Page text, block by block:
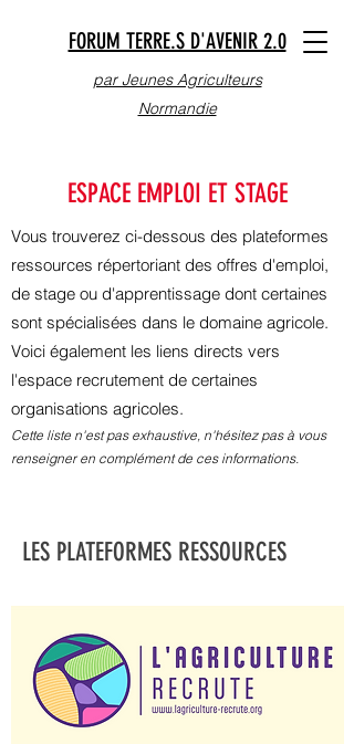
FORUM TERRE.S D'AVENIR 2.0
par Jeunes Agriculteurs
Normandie
ESPACE EMPLOI ET STAGE
Vous trouverez ci-dessous des plateformes
ressources répertoriant des offres d'emploi,
de stage ou d'apprentissage dont certaines
sont spécialisées dans le domaine agricole.
Voici également les liens directs vers
l'espace recrutement de certaines
organisations agricoles.
Cette liste n'est pas exhaustive, n'hésitez pas à vous
renseigner en complément de ces informations.
LES PLATEFORMES RESSOURCES